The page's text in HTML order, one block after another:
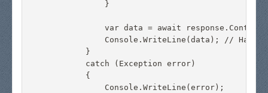
                }
var data = await
Console.WriteLine(data); //
            }
            catch (Exception error)
            {
                Console.WriteLine(error);